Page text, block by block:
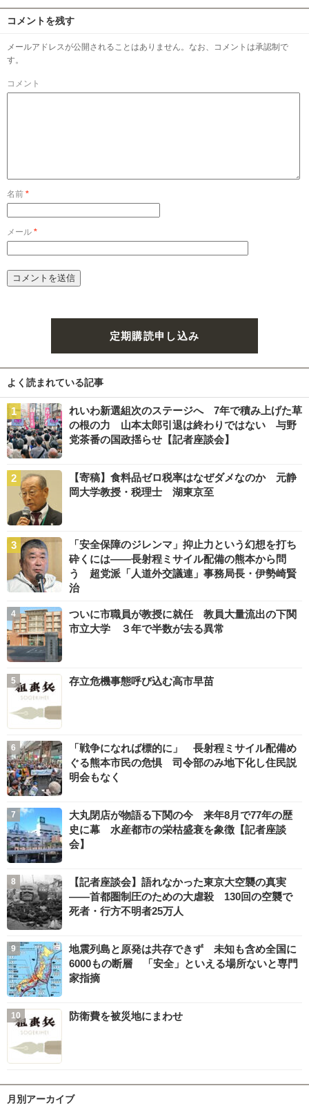
コメントを残す
メールアドレスが公開されることはありません。なお、コメントは承認制で
す。
コメント
名前 *
メール *
定期購読申し込み
よく読まれている記事
れいわ新選組次のステージへ 7年で積み上げた草
の根の力 山本太郎引退は終わりではない 与野
党茶番の国政揺らせ【記者座談会】
【寄稿】食料品ゼロ税率はなぜダメなのか 元静
岡大学教授・税理士 湖東京至
「安全保障のジレンマ」抑止力という幻想を打ち
砕くには――長射程ミサイル配備の熊本から問
う 超党派「人道外交議連」事務局長・伊勢崎賢
治
ついに市職員が教授に就任 教員大量流出の下関
市立大学 ３年で半数が去る異常
存立危機事態呼び込む高市早苗
「戦争になれば標的に」 長射程ミサイル配備め
ぐる熊本市民の危惧 司令部のみ地下化し住民説
明会もなく
大丸閉店が物語る下関の今 来年8月で77年の歴
史に幕 水産都市の栄枯盛衰を象徴【記者座談
会】
【記者座談会】語れなかった東京大空襲の真実
――首都圏制圧のための大虐殺 130回の空襲で
死者・行方不明者25万人
地震列島と原発は共存できず 未知も含め全国に
6000もの断層 「安全」といえる場所ないと専門
家指摘
防衛費を被災地にまわせ
月別アーカイブ